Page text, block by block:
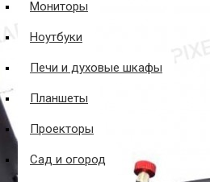
Мониторы
Ноутбуки
Печи и духовые шкафы
Планшеты
Проекторы
Сад и огород